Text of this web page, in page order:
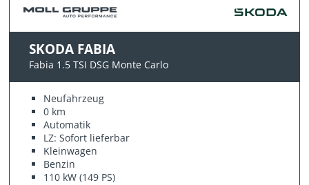
SKODA FABIA
Fabia 1.5 TSI DSG Monte Carlo
Neufahrzeug
0 km
Automatik
LZ: Sofort lieferbar
Kleinwagen
Benzin
110 kW (149 PS)